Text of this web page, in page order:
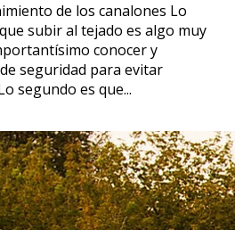
de los canalones Lo
subir al tejado es algo muy
conocer y
seguridad para evitar
segundo es que...